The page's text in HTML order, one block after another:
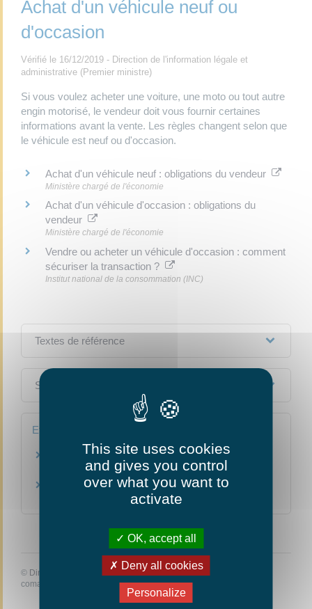
Achat d'un véhicule neuf ou
d'occasion
Vérifié le 16/12/2019 - Direction de l'information légale et
administrative (Premier ministre)
Si vous voulez acheter une voiture, une moto ou tout autre
engin motorisé, le vendeur doit vous fournir certaines
informations avant la vente. Les règles changent selon que
le véhicule est neuf ou d'occasion.
Achat d'un véhicule neuf : obligations du vendeur
Ministère chargé de l'économie
Achat d'un véhicule d'occasion : obligations du
vendeur
Ministère chargé de l'économie
Vendre ou acheter un véhicule d'occasion : comment
sécuriser la transaction ?
Institut national de la consommation (INC)
Textes de référence
Services en ligne et formulaires
Et aussi
Carte grise (certificat d'immatriculation)
Transports
Vendre ou donner son véhicule
© Direction de l'information légale et administrative
comarquage developpé parbaseo.io
This site uses cookies
and gives you control
over what you want to
activate
OK, accept all
Deny all cookies
Personalize